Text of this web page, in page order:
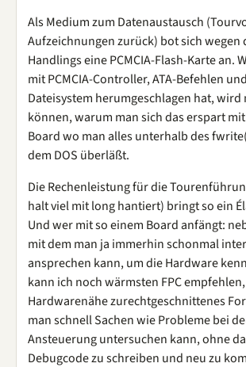
Als Medium zum Datenaustausch
Aufzeichnungen zurück) bot sich wegen
Handlings eine PCMCIA-Flash-Karte an.
mit PCMCIA-Controller, ATA-Befehlen
Dateisystem herumgeschlagen hat,
können, warum man sich das erspart
Board wo man alles unterhalb des
dem DOS überläßt.
Die Rechenleistung für die
halt viel mit long hantiert) bringt so ein
Und wer mit so einem Board anfängt:
mit dem man ja immerhin schonmal
ansprechen kann, um die Hardware
kann ich noch wärmsten FPC
Hardwarenähe zurechtgeschnittenes
man schnell Sachen wie Probleme bei
Ansteuerung untersuchen kann, ohne
Debugcode zu schreiben und neu zu